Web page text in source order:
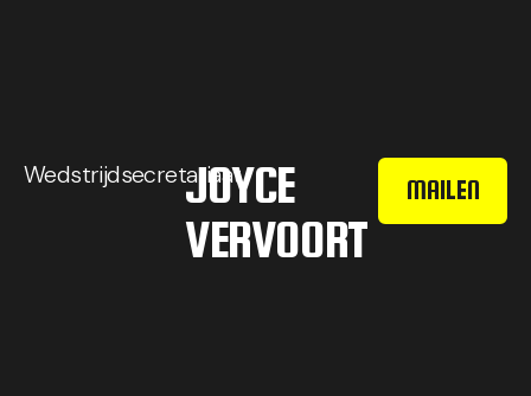
WedstrijdsecretariaatJOYCE
VERVOORT
MAILEN